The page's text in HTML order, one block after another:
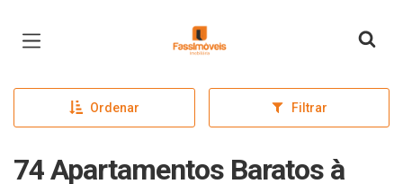
Página inicial
Ordenar Filtrar
74 Apartamentos Baratos à